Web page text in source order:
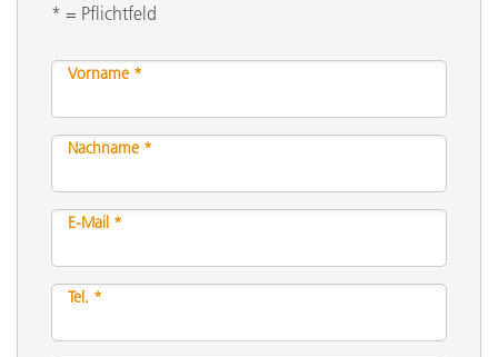
* = Pflichtfeld
Vorname *
Nachname *
E-Mail *
Tel. *